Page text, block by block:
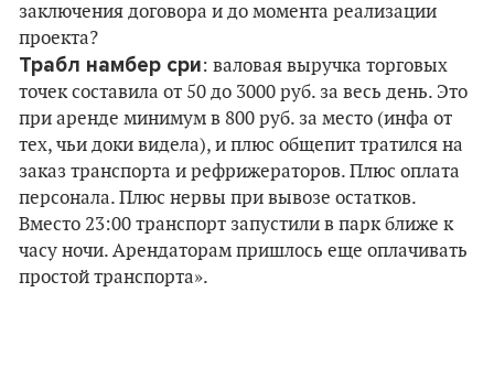
заключения договора и до момента реализации
проекта?
Трабл намбер сри: валовая выручка торговых
точек составила от 50 до 3000 руб. за весь день. Это
при аренде минимум в 800 руб. за место (инфа от
тех, чьи доки видела), и плюс общепит тратился на
заказ транспорта и рефрижераторов. Плюс оплата
персонала. Плюс нервы при вывозе остатков.
Вместо 23:00 транспорт запустили в парк ближе к
часу ночи. Арендаторам пришлось еще оплачивать
простой транспорта».